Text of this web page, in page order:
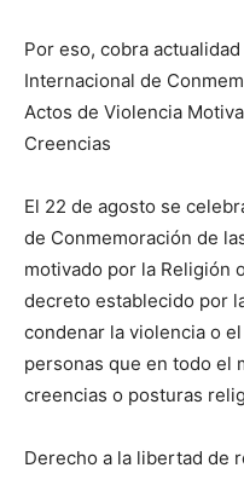
Por eso, cobra
Internacional de
Actos de Violencia
Creencias
El 22 de agosto se
de Conmemoración de
motivado por la Religión
decreto establecido por
condenar la violencia o
personas que en todo el
creencias o posturas
Derecho a la libertad de